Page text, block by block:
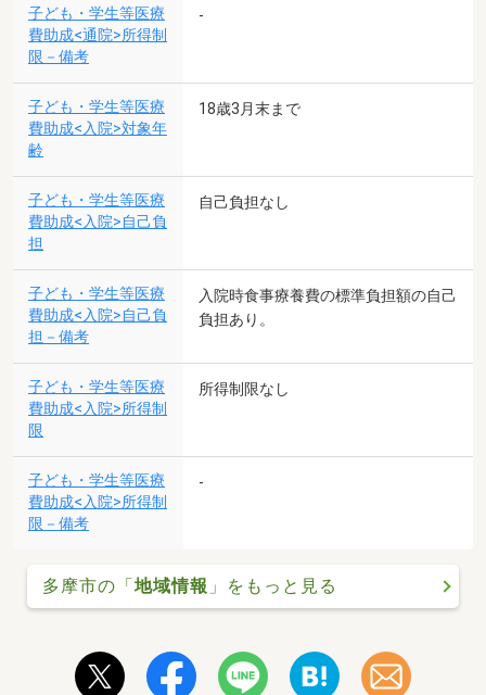
子ども・学生等医療
費助成<通院>所得制
限－備考
-
子ども・学生等医療
費助成<入院>対象年
齢
18歳3月末まで
子ども・学生等医療
費助成<入院>自己負
担
自己負担なし
子ども・学生等医療
費助成<入院>自己負
担－備考
入院時食事療養費の標準負担額の自己
負担あり。
子ども・学生等医療
費助成<入院>所得制
限
所得制限なし
子ども・学生等医療
費助成<入院>所得制
限－備考
-
多摩市の「地域情報 」をもっと見る